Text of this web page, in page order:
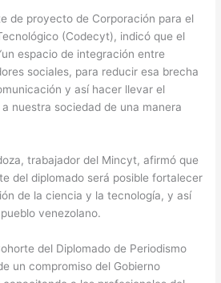
de proyecto de Corporación para el
(Codecyt), indicó que el
espacio de integración entre
sociales, para reducir esa brecha
y así hacer llevar el
nuestra sociedad de una manera
trabajador del Mincyt, afirmó que
del diplomado será posible fortalecer
de la ciencia y la tecnología, y así
venezolano.
del Diplomado de Periodismo
un compromiso del Gobierno